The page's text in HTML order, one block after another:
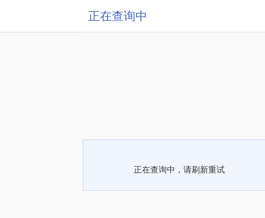
正在查询中
正在查询中，请刷新重试